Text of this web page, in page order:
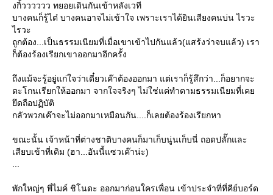
งกิ้วววววว ทยอยเดินกันเข้าหลังเวที
บางคนก็รู้ไต๋ บางคนอาจไม่เข้าใจ เพราะเราได้ยินเสียงคนบ่น ไรวะ
ไรวะ
ถูกต้อง...เป็นธรรมเนียมที่เมื่อเขาเข้าไปกันแล้ว(แสร้งว่าจบแล้ว) เรา
ก็ต้องร้องเรียกเขาออกมาอีกครั้ง
ถึงแม้จะรู้อยู่แก่ใจว่าเดี๋ยวเค๊าต้องออกมา แต่เราก็รู้สึกว่า...ก็อยากจะ
ตะโกนเรียกให้ออกมา จากใจจริงๆ ไม่ใช่แค่ทำตามธรรมเนียมที่เค
ึดถือปฏิบัติ
กลัวพวกเค๊าจะไม่ออกมาเหมือนกัน....ก็เลยต้องร้องเรียกหา
ขณะนั้น เจ้าหน้าที่ต่างชาติบางคนก็มาเก็บนู่นเก็บนี่ ถอดปลั๊กและ
เสียบเข้าที่เดิม (ฮา...อันนี้แซวเค๊าน่ะ)
...
พักใหญ่ๆ พี่ไมค์ ชิโนดะ ออกมาก่อนใครเพื่อน เข้าประจำที่ที่คีย์บอร์ด